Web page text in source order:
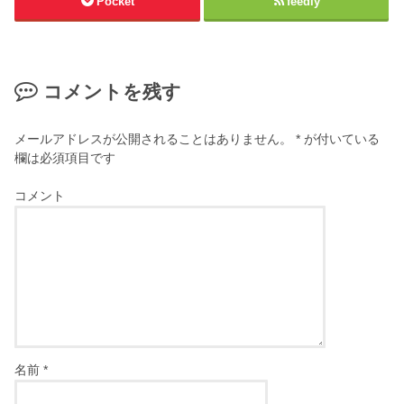
コメントを残す
メールアドレスが公開されることはありません。 * が付いている
欄は必須項目です
コメント
名前*